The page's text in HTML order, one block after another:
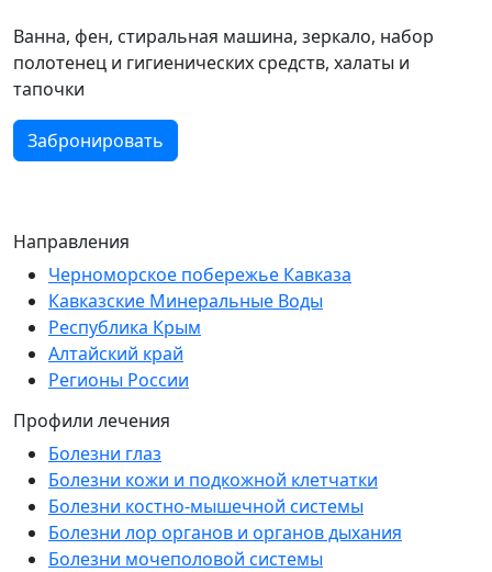
Ванна, фен, стиральная машина, зеркало, набор
полотенец и гигиенических средств, халаты и
тапочки
Забронировать
Направления
Черноморское побережье Кавказа
Кавказские Минеральные Воды
Республика Крым
Алтайский край
Регионы России
Профили лечения
Болезни глаз
Болезни кожи и подкожной клетчатки
Болезни костно-мышечной системы
Болезни лор органов и органов дыхания
Болезни мочеполовой системы